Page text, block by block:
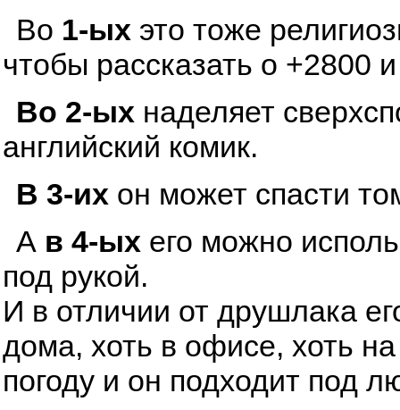
Во 1-ых это тоже
чтобы рассказать о +2800
Во 2-ых наделяет
английский комик.
В 3-их он может спасти
А в 4-ых его можно
под рукой.
И в отличии от друшлака
дома, хоть в офисе, хоть
погоду и он подходит под